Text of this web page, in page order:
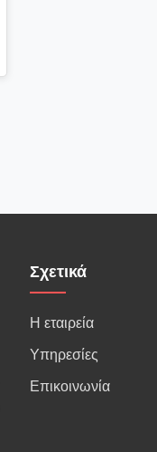
Σχετικά
Η εταιρεία
Υπηρεσίες
Επικοινωνία